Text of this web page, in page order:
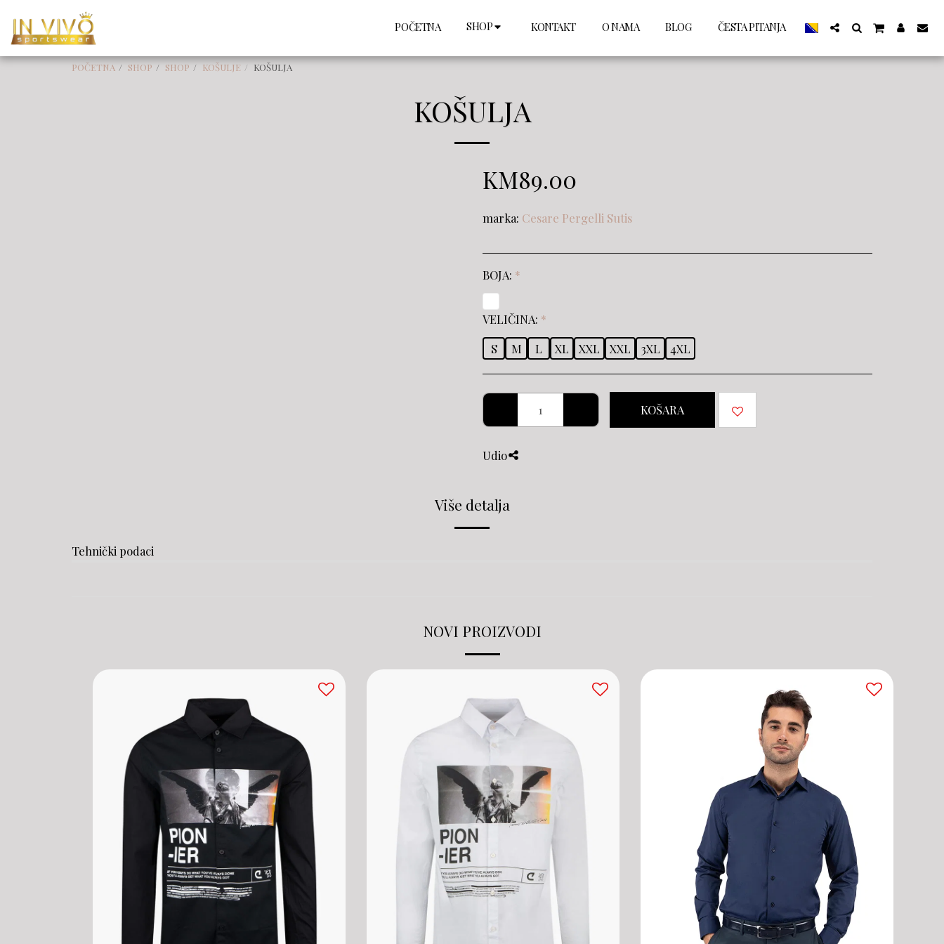
POČETNA SHOP KONTAKT O NAMA BLOG ČESTA PITANJA
POČETNA SHOP SHOP KOŠULJE KOŠULJA
KOŠULJA
KM89.00
marka: Cesare Pergelli Sutis
BOJA: *
VELIČINA: *
S
M L XL XXL XXL 3XL 4XL
KOŠARA
Udio
Više detalja
Tehnički podaci
NOVI PROIZVODI